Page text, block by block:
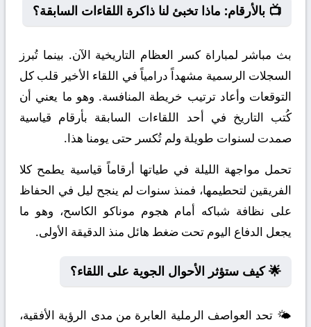
📺 بالأرقام: ماذا تخبئ لنا ذاكرة اللقاءات السابقة؟
بث مباشر لمباراة كسر العظام التاريخية الآن. بينما تُبرز
السجلات الرسمية مشهداً درامياً في اللقاء الأخير قلب كل
التوقعات وأعاد ترتيب خريطة المنافسة. وهو ما يعني أن
كُتب التاريخ في أحد اللقاءات السابقة بأرقام قياسية
صمدت لسنوات طويلة ولم تُكسر حتى يومنا هذا.
تحمل مواجهة الليلة في طياتها أرقاماً قياسية يطمح كلا
الفريقين لتحطيمها، فمنذ سنوات لم ينجح ليل في الحفاظ
على نظافة شباكه أمام هجوم موناكو الكاسح، وهو ما
يجعل الدفاع اليوم تحت ضغط هائل منذ الدقيقة الأولى.
🌟 كيف ستؤثر الأحوال الجوية على اللقاء؟
🌤️ تحد العواصف الرملية العابرة من مدى الرؤية الأفقية،